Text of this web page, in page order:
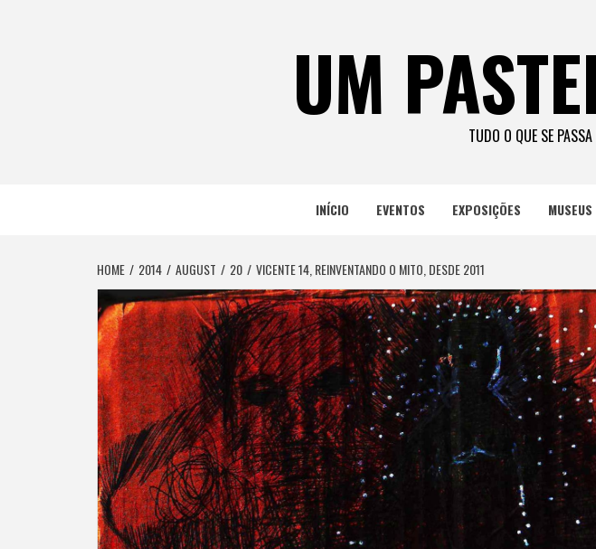
UM
TUDO O QUE SE
INÍCIO EVENTOS EXPOSIÇÕES MUSEUS
HOME 2014 AUGUST 20 VICENTE 14, REINVENTANDO O MITO, DESDE 2011